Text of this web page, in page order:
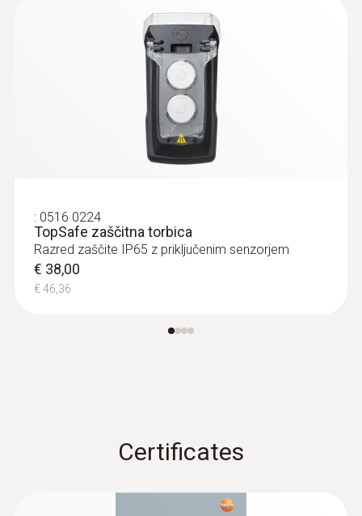
: 0516 0224
TopSafe zaščitna torbica
Razred zaščite IP65 z priključenim senzorjem
€ 38,00
€ 46,36
Certificates